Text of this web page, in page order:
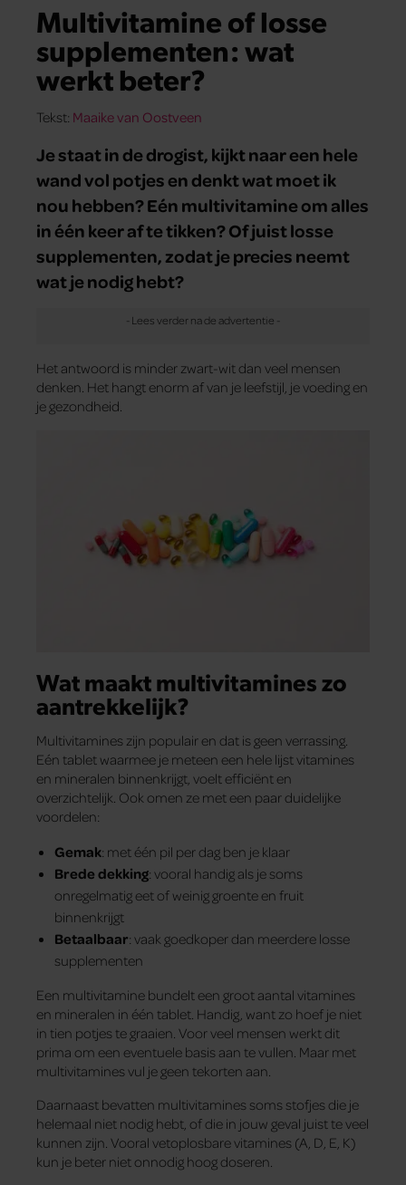
Multivitamine of losse
supplementen: wat
werkt beter?
Tekst: Maaike van Oostveen
Je staat in de drogist, kijkt naar een hele
wand vol potjes en denkt wat moet ik
nou hebben? Eén multivitamine om alles
in één keer af te tikken? Of juist losse
supplementen, zodat je precies neemt
wat je nodig hebt?
Het antwoord is minder zwart-wit dan veel mensen
denken. Het hangt enorm af van je leefstijl, je voeding en
je gezondheid.
Wat maakt multivitamines zo
aantrekkelijk?
Multivitamines zijn populair en dat is geen verrassing.
Eén tablet waarmee je meteen een hele lijst vitamines
en mineralen binnenkrijgt, voelt efficiënt en
overzichtelijk. Ook omen ze met een paar duidelijke
voordelen:
Gemak: met één pil per dag ben je klaar
Brede dekking: vooral handig als je soms
onregelmatig eet of weinig groente en fruit
binnenkrijgt
Betaalbaar: vaak goedkoper dan meerdere losse
supplementen
Een multivitamine bundelt een groot aantal vitamines
en mineralen in één tablet. Handig, want zo hoef je niet
in tien potjes te graaien. Voor veel mensen werkt dit
prima om een eventuele basis aan te vullen. Maar met
multivitamines vul je geen tekorten aan.
Daarnaast bevatten multivitamines soms stofjes die je
helemaal niet nodig hebt, of die in jouw geval juist te veel
kunnen zijn. Vooral vetoplosbare vitamines (A, D, E, K)
kun je beter niet onnodig hoog doseren.